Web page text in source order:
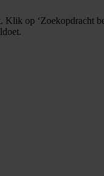
Klik op ‘Zoekopdracht